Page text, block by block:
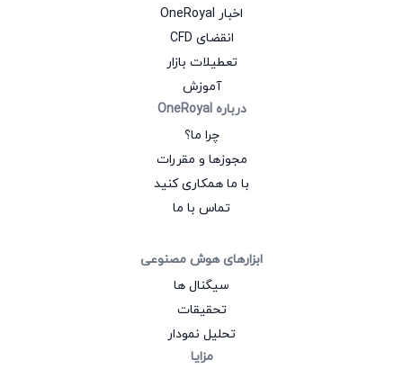
اخبار OneRoyal
انقضای CFD
تعطیلات بازار
آموزش
درباره OneRoyal
چرا ما؟
مجوزها و مقررات
با ما همکاری کنید
تماس با ما
ابزارهای هوش مصنوعی
سیگنال‌ ها
تحقیقات
تحلیل نمودار
مزایا